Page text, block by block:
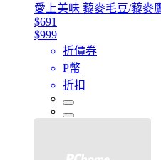
愛上美味 藜麥毛豆/藜麥
$691
$999
折價券
P幣
折扣